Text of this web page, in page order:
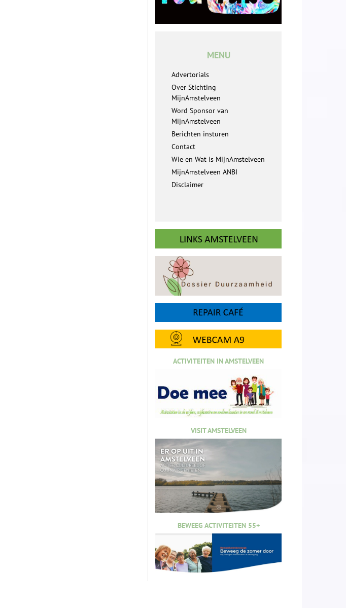
MENU
Advertorials
Over Stichting
MijnAmstelveen
Word Sponsor van
MijnAmstelveen
Berichten insturen
Contact
Wie en Wat is MijnAmstelveen
MijnAmstelveen ANBI
Disclaimer
ACTIVITEITEN IN AMSTELVEEN
VISIT AMSTELVEEN
BEWEEG ACTIVITEITEN 55+